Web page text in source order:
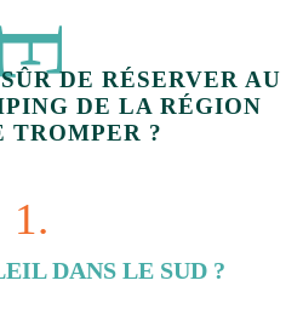
DE RÉSERVER AU
DE LA RÉGION
TROMPER ?
1.
DANS LE SUD ?